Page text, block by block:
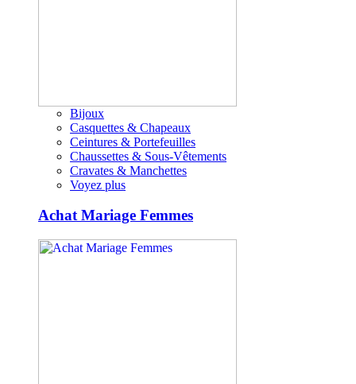
Bijoux
Casquettes & Chapeaux
Ceintures & Portefeuilles
Chaussettes & Sous-Vêtements
Cravates & Manchettes
Voyez plus
Achat Mariage Femmes